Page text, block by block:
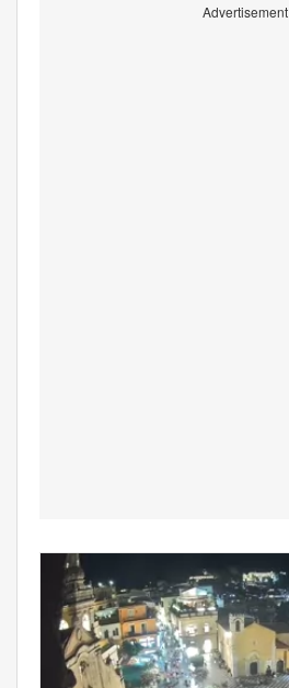
Advertisement